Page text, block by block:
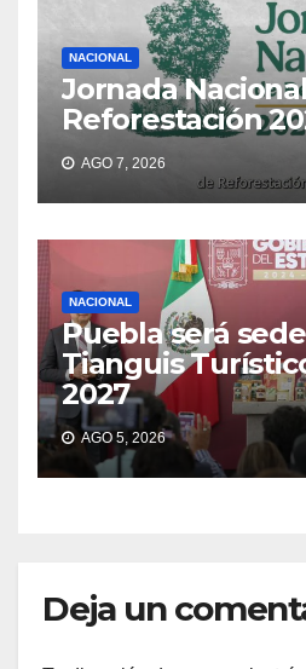
NACIONAL
Jornada
Reforestación
AGO 7, 2026
NACIONAL
Puebla será
Tianguis
2027
AGO 5, 2026
Deja un